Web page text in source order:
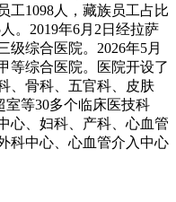
工1098人，藏族员工占比
。2019年6月2日经拉萨
级综合医院。2026年5月
等综合医院。医院开设了
、骨科、五官科、皮肤
等30多个临床医技科
心、妇科、产科、心血管
科中心、心血管介入中心